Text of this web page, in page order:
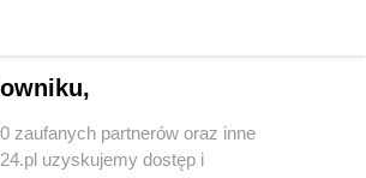
zaufanych partnerów oraz inne
uzyskujemy dostęp i